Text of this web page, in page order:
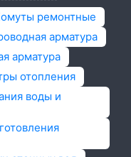
ремонтные
арматура
арматура
отопления
воды и